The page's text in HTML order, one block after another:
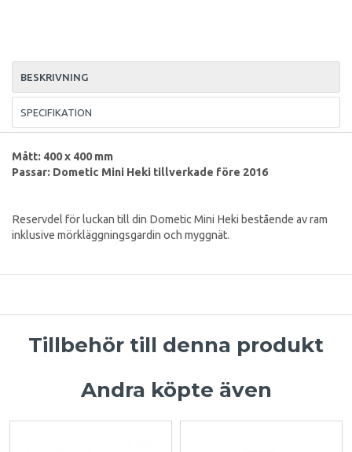
BESKRIVNING
SPECIFIKATION
Mått: 400 x 400 mm
Passar: Dometic Mini Heki tillverkade före 2016
Reservdel för luckan till din Dometic Mini Heki bestående av ram
inklusive mörkläggningsgardin och myggnät.
Tillbehör till denna produkt
Andra köpte även